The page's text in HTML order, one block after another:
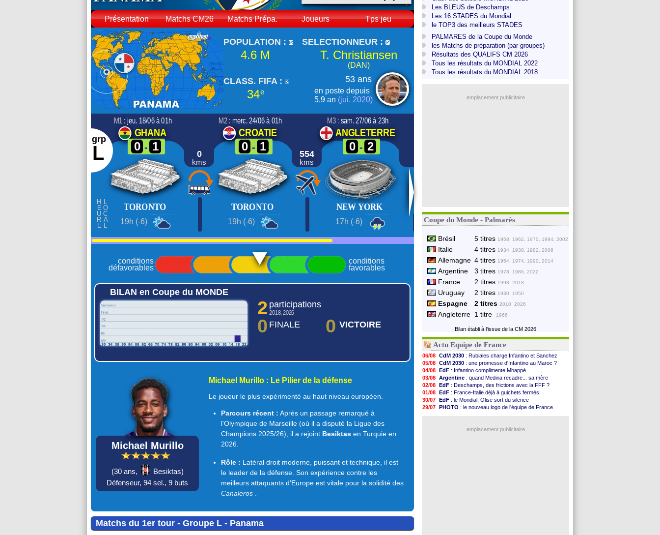
Présentation Matchs CM26 Matchs Prépa. Joueurs Tps jeu
POPULATION :
4.6 M
CLASS. FIFA :
34e
SELECTIONNEUR :
T. Christiansen
(DAN)
53 ans
en poste depuis
5,9 an (jui. 2020)
grp
L 0
kms
554
kms
M1 : jeu. 18/06 à 01h
GHANA
0 - 1
TORONTO
LOCAL
HEURE 19h (-6)
M2 : merc. 24/06 à 01h
CROATIE
0 - 1
TORONTO
19h (-6)
M3 : sam. 27/06 à 23h
ANGLETERRE
0 - 2
NEW YORK
17h (-6)
1er tour
conditions
défavorables
conditions
favorables
BILAN en Coupe du MONDE
2 participations
2018, 2026
0 FINALE 0 VICTOIRE
Michael Murillo
(30 ans,
Besiktas)
Défenseur, 94 sel., 9 buts
Michael Murillo : Le Pilier de la défense
Le joueur le plus expérimenté au haut niveau européen.
Parcours récent : Après un passage remarqué à
l'Olympique de Marseille (où il a disputé la Ligue des
Champions 2025/26), il a rejoint Besiktas en Turquie en
2026.
Rôle : Latéral droit moderne, puissant et technique, il est
le leader de la défense. Son expérience contre les
meilleurs attaquants d'Europe est vitale pour la solidité des
Canaleros
Matchs du 1er tour - Groupe L - Panama
Les BLEUS de Deschamps
Les 16 STADES du Mondial
le TOP3 des meilleurs STADES
PALMARES de la Coupe du Monde
les Matchs de préparation (par groupes)
Résultats des QUALIFS CM 2026
Tous les résultats du MONDIAL 2022
Tous les résultats du MONDIAL 2018
emplacement publicitaire
Coupe du Monde - Palmarès
Brésil 5 titres 1958, 1962, 1970, 1994, 2002
Italie 4 titres 1934, 1938, 1982, 2006
Allemagne 4 titres 1954, 1974, 1990, 2014
Argentine 3 titres 1978, 1986, 2022
France 2 titres 1998, 2018
Uruguay 2 titres 1930, 1950
Espagne 2 titres2010, 2026
Angleterre 1 titre 1966
Bilan établi à l'issue de la CM 2026
Actu Equipe de France
06/08 CdM 2030 : Rubiales charge Infantino et Sanchez
05/08 CdM 2030 : une promesse d'Infantino au Maroc ?
04/08 EdF : Infantino complimente Mbappé
03/08 Argentine : quand Medina recadre... sa mère
02/08 EdF : Deschamps, des frictions avec la FFF ?
01/08 EdF : France-Italie déjà à guichets fermés
30/07 EdF : le Mondial, Olise sort du silence
29/07 PHOTO : le nouveau logo de l'équipe de France
: Zidane pense déjà à un retour de Mendy
emplacement publicitaire